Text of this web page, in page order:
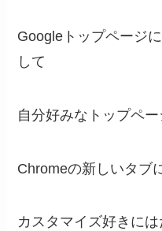
Googleトップページ
して
自分好みなトップペ
Chromeの新しいタブ
カスタマイズ好きに